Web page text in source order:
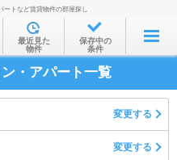
探す
・駅から
から
ートなど賃貸物件の部屋探し
最近見た
物件
保存中の
条件
・アパート一覧
変更する
変更する